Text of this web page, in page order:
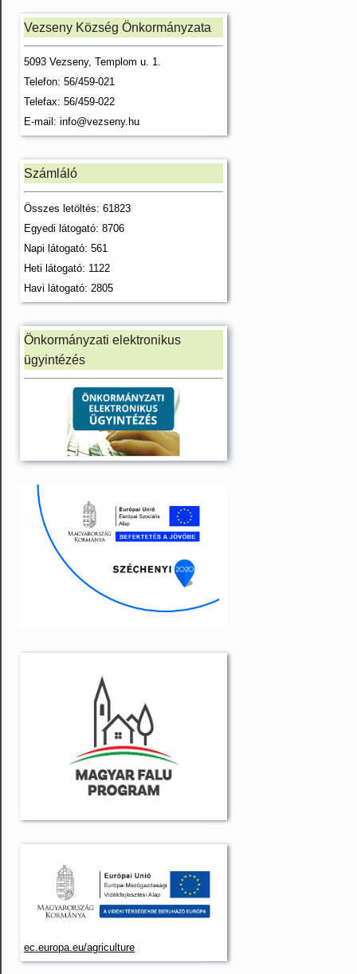
Vezseny Község Önkormányzata
5093 Vezseny, Templom u. 1.
Telefon: 56/459-021
Telefax: 56/459-022
E-mail: info@vezseny.hu
Számláló
Összes letöltés: 61823
Egyedi látogató: 8706
Napi látogató: 561
Heti látogató: 1122
Havi látogató: 2805
Önkormányzati elektronikus
ügyintézés
ec.europa.eu/agriculture